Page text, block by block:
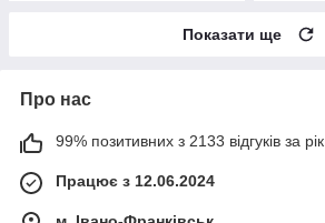
Показати ще
Про нас
99% позитивних з 2133 відгуків за рік
Працює з 12.06.2024